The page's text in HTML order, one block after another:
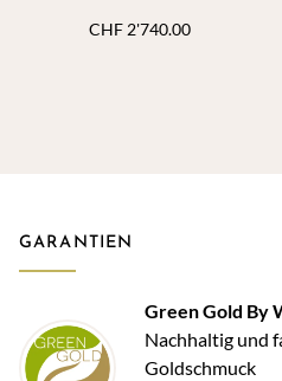
CHF 2'740.00
GARANTIEN
Green Gold By
Nachhaltig und
Goldschmuck